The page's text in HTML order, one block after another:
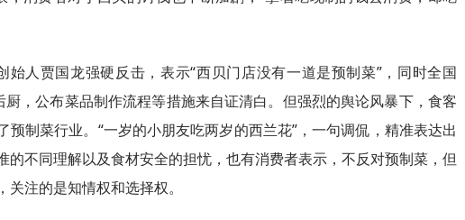
始人贾国龙强硬反击，表示“西贝门店没有一道是预制菜”，同时全国
，公布菜品制作流程等措施来自证清白。但强烈的舆论风暴下，食客
预制菜行业。“一岁的小朋友吃两岁的西兰花”，一句调侃，精准表达出
的不同理解以及食材安全的担忧，也有消费者表示，不反对预制菜，但
注的是知情权和选择权。